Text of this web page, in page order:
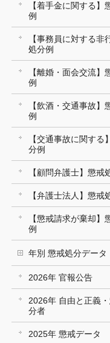
【着手金に関する】
例
【事務員に対する非
処分例
【離婚・面会交流】
例
【飲酒・交通事故】
例
【交通事故に関する
分例
【顧問弁護士】懲戒
【弁護士法人】懲戒
【懲戒請求が棄却】
例
年別 懲戒処分データ
2026年 官報公告
2026年 自由と正義
分者
2025年 懲戒データ